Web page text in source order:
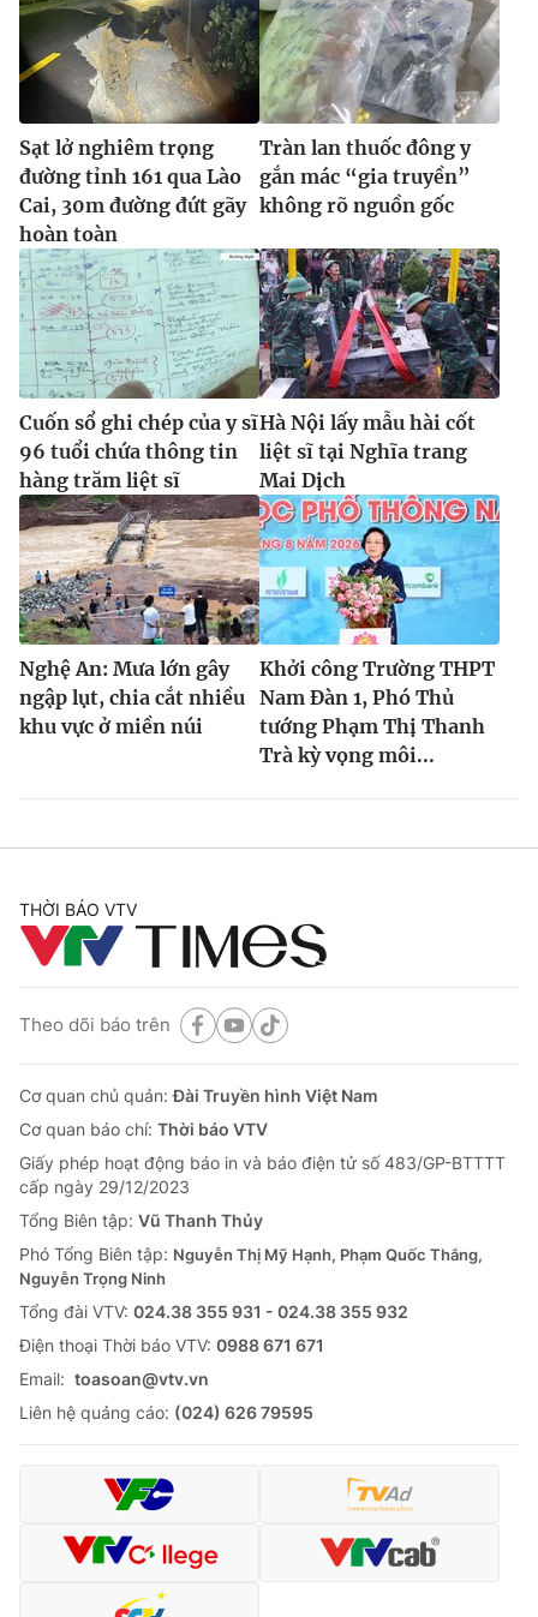
Sạt lở nghiêm trọng
đường tỉnh 161 qua Lào
Cai, 30m đường đứt gãy
hoàn toàn
Tràn lan thuốc đông y
gắn mác “gia truyền”
không rõ nguồn gốc
Cuốn sổ ghi chép của y sĩ
96 tuổi chứa thông tin
hàng trăm liệt sĩ
Hà Nội lấy mẫu hài cốt
liệt sĩ tại Nghĩa trang
Mai Dịch
Nghệ An: Mưa lớn gây
ngập lụt, chia cắt nhiều
khu vực ở miền núi
Khởi công Trường THPT
Nam Đàn 1, Phó Thủ
tướng Phạm Thị Thanh
Trà kỳ vọng môi...
THỜI BÁO VTV
Theo dõi báo trên
Cơ quan chủ quản:Đài Truyền hình Việt Nam
Cơ quan báo chí: Thời báo VTV
Giấy phép hoạt động báo in và báo điện tử số 483/GP-BTTTT
cấp ngày 29/12/2023
Tổng Biên tập: Vũ Thanh Thủy
Phó Tổng Biên tập: Nguyễn Thị Mỹ Hạnh, Phạm Quốc Thắng,
Nguyễn Trọng Ninh
Tổng đài VTV: 024.38 355 931 - 024.38 355 932
Ðiện thoại Thời báo VTV: 0988 671 671
Email: toasoan@vtv.vn
Liên hệ quảng cáo: (024) 626 79595